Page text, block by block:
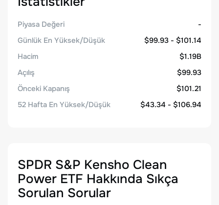
Piyasa Değeri
-
Günlük En Yüksek/Düşük
$99.93 - $101.14
Hacim
$1.19B
Açılış
$99.93
Önceki Kapanış
$101.21
52 Hafta En Yüksek/Düşük
$43.34 - $106.94
SPDR S&P Kensho Clean
Power ETF Hakkında Sıkça
Sorulan Sorular